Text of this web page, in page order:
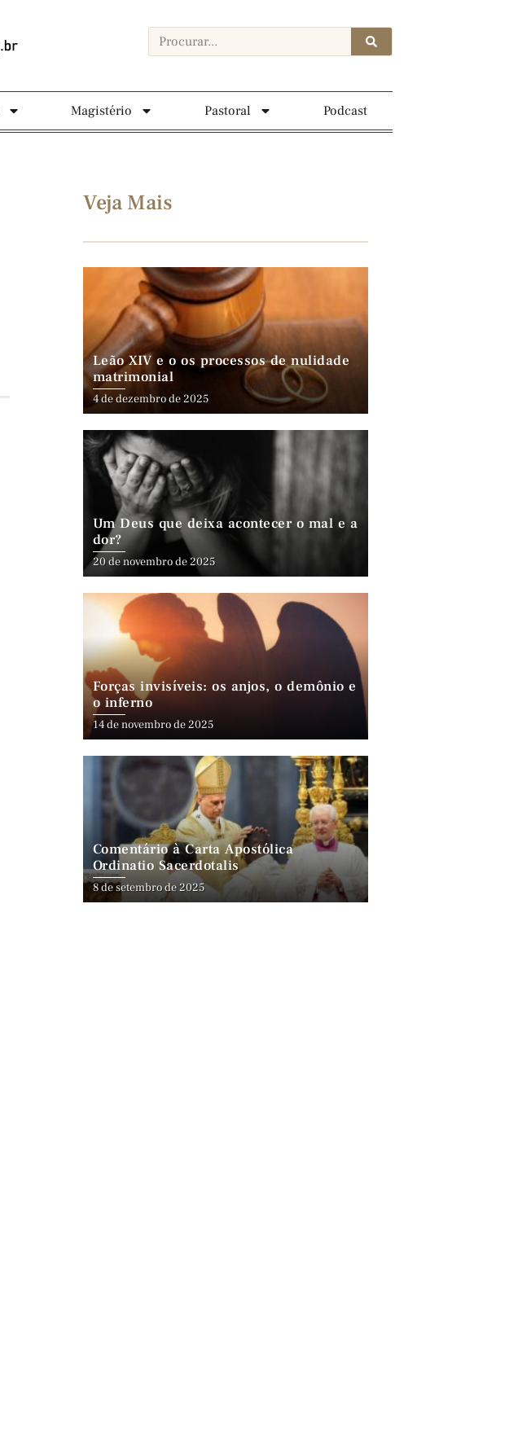
Magistério Pastoral Podcast
Veja Mais
Leão XIV e o os processos de nulidade
matrimonial
4 de dezembro de 2025
Um Deus que deixa acontecer o mal e a
dor?
20 de novembro de 2025
Forças invisíveis: os anjos, o demônio e
o inferno
14 de novembro de 2025
Comentário à Carta Apostólica
Ordinatio Sacerdotalis
8 de setembro de 2025